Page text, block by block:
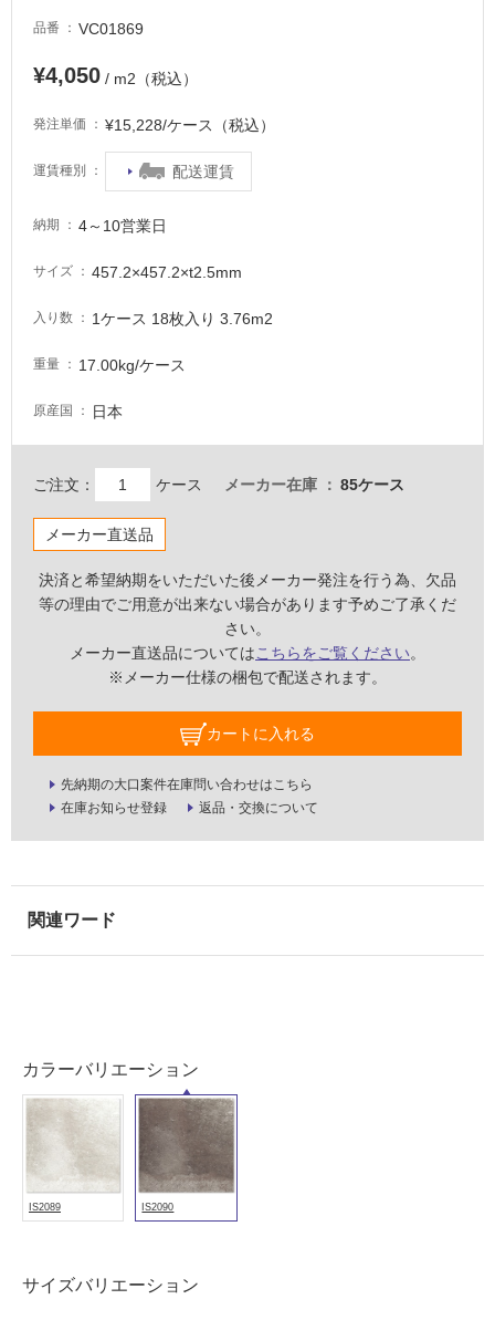
品番 VC01869
¥4,050 / m2（税込）
発注単価 ¥15,228/ケース（税込）
運賃種別 配送運賃
納期 4～10営業日
サイズ 457.2×457.2×t2.5mm
入り数 1ケース 18枚入り 3.76m2
重量 17.00kg/ケース
原産国 日本
ご注文： ケース メーカー在庫 85ケース
メーカー直送品
決済と希望納期をいただいた後メーカー発注を行う為、欠品
等の理由でご用意が出来ない場合があります予めご了承くだ
さい。
メーカー直送品についてはこちらをご覧ください。
※メーカー仕様の梱包で配送されます。
カートに入れる
先納期の大口案件在庫問い合わせはこちら
在庫お知らせ登録
返品・交換について
カラーバリエーション
IS2089 IS2090
サイズバリエーション
常
適
て
し
い
が
が
要
適
て
な
い
屋
壁・
浴
用
用
可
地